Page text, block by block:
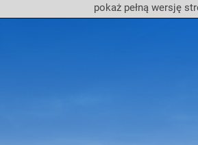
pokaż pełną wersję